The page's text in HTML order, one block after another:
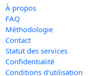
À propos
FAQ
Méthodologie
Contact
Statut des services
Confidentialité
Conditions d'utilisation